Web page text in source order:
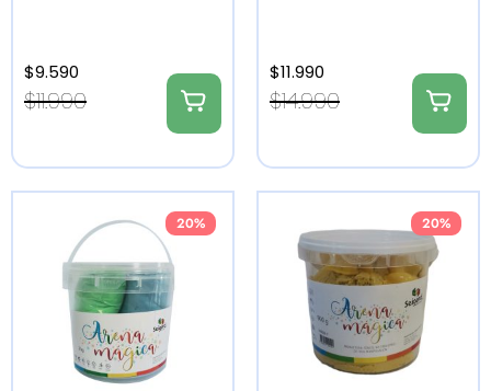
$11.990
$9.590
$14.990
$11.990
20% 20%